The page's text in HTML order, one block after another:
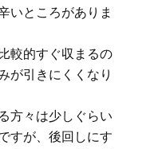
いところがありま
較的すぐ収まるの
が引きにくくなり
方々は少しぐらい
すが、後回しにす